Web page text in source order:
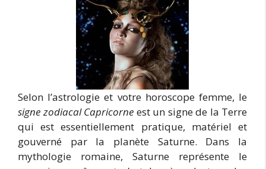
Selon l’astrologie et votre horoscope femme, le
signe zodiacal Capricorne est un signe de la Terre
qui est essentiellement pratique, matériel et
gouverné par la planète Saturne. Dans la
mythologie romaine, Saturne représente le